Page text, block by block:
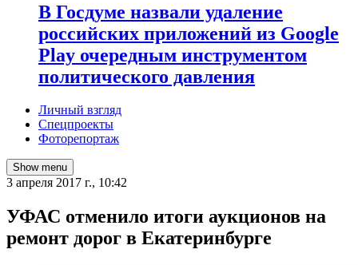
В Госдуме назвали удаление
российских приложений из Google
Play очередным инструментом
политического давления
Личный взгляд
Спецпроекты
Фоторепортаж
Show menu
3 апреля 2017 г., 10:42
УФАС отменило итоги аукционов на
ремонт дорог в Екатеринбурге